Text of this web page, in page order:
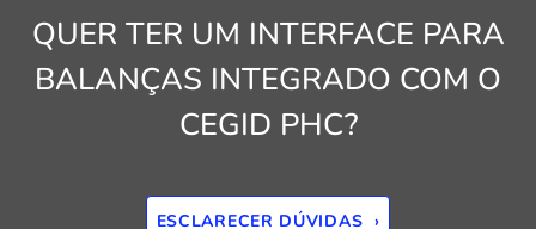
QUER TER UM INTERFACE PARA
BALANÇAS INTEGRADO COM O
CEGID PHC?
ESCLARECER DÚVIDAS ›